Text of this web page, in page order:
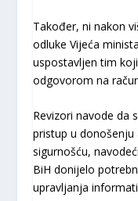
Također, ni nakon
odluke Vijeća
uspostavljen tim
odgovorom na
Revizori navode da
pristup u
sigurnošću,
BiH donijelo
upravljanja